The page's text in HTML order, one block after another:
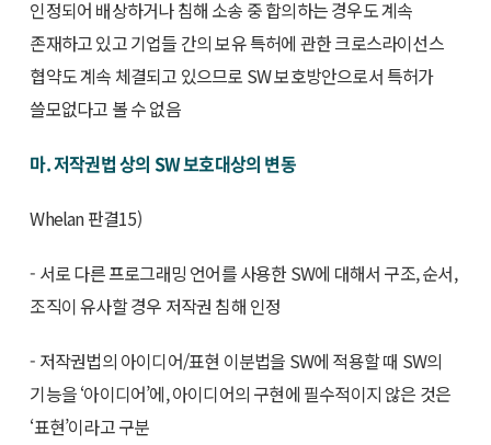
인정되어 배상하거나 침해 소송 중 합의하는 경우도 계속
존재하고 있고 기업들 간의 보유 특허에 관한 크로스라이선스
협약도 계속 체결되고 있으므로 SW 보호방안으로서 특허가
쓸모없다고 볼 수 없음
마. 저작권법 상의 SW 보호대상의 변동
Whelan 판결15)
- 서로 다른 프로그래밍 언어를 사용한 SW에 대해서 구조, 순서,
조직이 유사할 경우 저작권 침해 인정
- 저작권법의 아이디어/표현 이분법을 SW에 적용할 때 SW의
기능을 ‘아이디어’에, 아이디어의 구현에 필수적이지 않은 것은
‘표현’이라고 구분